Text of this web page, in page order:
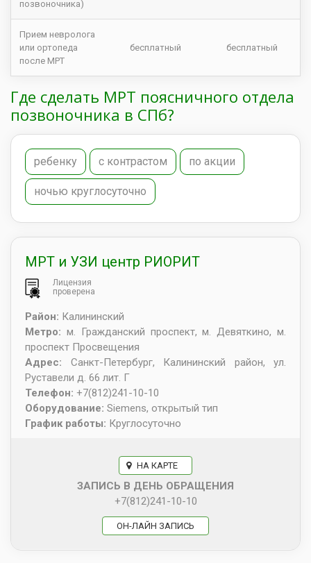
позвоночника)
Прием невролога
или ортопеда
после МРТ
бесплатный бесплатный
Где сделать МРТ поясничного отдела
позвоночника в СПб?
ребенку с контрастом по акции
ночью круглосуточно
МРТ и УЗИ центр РИОРИТ
Лицензия
проверена
Район: Калининский
Метро: м. Гражданский проспект, м. Девяткино, м.
проспект Просвещения
Адрес: Санкт-Петербург,
Калининский район, ул.
Руставели д. 66 лит. Г
Телефон: +7(812)241-10-10
Оборудование: Siemens, открытый тип
График работы: Круглосуточно
НА КАРТЕ
ЗАПИСЬ В ДЕНЬ ОБРАЩЕНИЯ
+7(812)241-10-10
ОН-ЛАЙН ЗАПИСЬ